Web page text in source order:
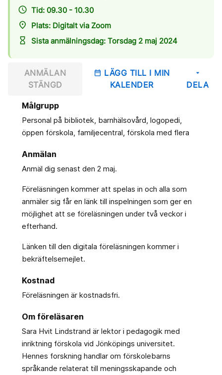
access_time Tid: 09.30 - 10.30
place
Plats: Digitalt via Zoom
hourglass_empty
Sista anmälningsdag: Torsdag 2 maj 2024
ANMÄLAN
STÄNGD
date_range LÄGG TILL I MIN
KALENDER
arrow_drop_down
DELA
Målgrupp
Personal på bibliotek, barnhälsovård, logopedi,
öppen förskola, familjecentral, förskola med flera
Anmälan
Anmäl dig senast den 2 maj.
Föreläsningen kommer att spelas in och alla som
anmäler sig får en länk till inspelningen som ger en
möjlighet att se föreläsningen under två veckor i
efterhand.
Länken till den digitala föreläsningen kommer i
bekräftelsemejlet.
Kostnad
Föreläsningen är kostnadsfri.
Om föreläsaren
Sara Hvit Lindstrand är lektor i pedagogik med
inriktning förskola vid Jönköpings universitet.
Hennes forskning handlar om förskolebarns
språkande relaterat till meningsskapande och